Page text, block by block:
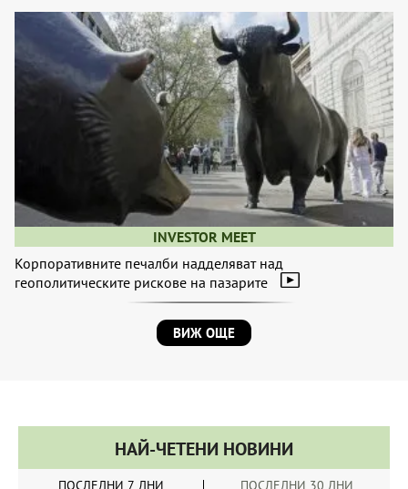
INVESTOR MEET
Корпоративните печалби надделяват над
геополитическите рискове на пазарите
ВИЖ ОЩЕ
НАЙ-ЧЕТЕНИ НОВИНИ
ПОСЛЕДНИ 7 ДНИ ПОСЛЕДНИ 30 ДНИ